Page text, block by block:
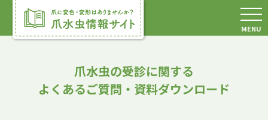
MENU
爪水虫の受診に関する
よくあるご質問・資料ダウンロード